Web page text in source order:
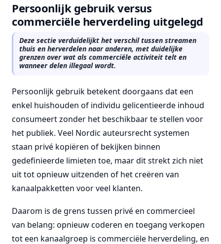
Persoonlijk gebruik versus
commerciële herverdeling uitgelegd
Deze sectie verduidelijkt het verschil tussen streamen
thuis en herverdelen naar anderen, met duidelijke
grenzen over wat als commerciële activiteit telt en
wanneer delen illegaal wordt.
Persoonlijk gebruik betekent doorgaans dat een
enkel huishouden of individu gelicentieerde inhoud
consumeert zonder het beschikbaar te stellen voor
het publiek. Veel Nordic auteursrecht systemen
staan privé kopiëren of bekijken binnen
gedefinieerde limieten toe, maar dit strekt zich niet
uit tot opnieuw uitzenden of het creëren van
kanaalpakketten voor veel klanten.
Daarom is de grens tussen privé en commercieel
van belang: opnieuw coderen en toegang verkopen
tot een kanaalgroep is commerciële herverdeling, en